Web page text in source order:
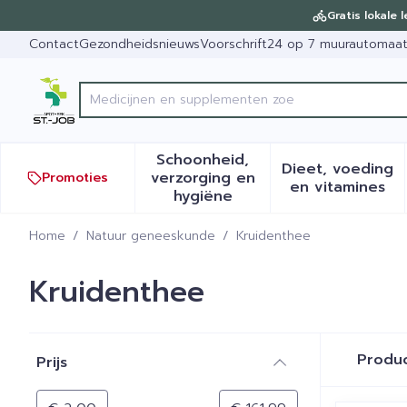
Gratis lokale
ContactGezondheidsnieuwsVoorschrift24 op 7 muurautomaat
Product, merk, categorie...
Promoties
Schoonheid,
verzorging en
hygiëneToon submenu voor
Dieet, voeding
en vitamines
Toon
Home / Natuur geneeskunde / Kruidenthee
Kruidenthee
Prijs